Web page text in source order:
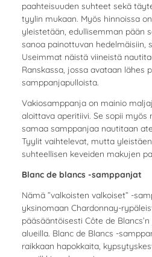
paahteisuuden suhteet sekä
tyylin mukaan. Myös hinnoissa
yleistetään, edullisemman pään
sanoa painottuvan hedelmäisiin,
Useimmat näistä viineistä
Ranskassa, jossa avataan lähes
samppanjapulloista.
Vakiosamppanja on mainio
aloittava aperitiivi. Se sopii myös
samaa samppanjaa nautitaan
Tyylit vaihtelevat, mutta
suhteellisen keveiden makujen
Blanc de blancs -samppanjat
Nämä ”valkoisten valkoiset” -
yksinomaan Chardonnay-
pääsääntöisesti Côte de
alueilla. Blanc de Blancs -
raikkaan hapokkaita,